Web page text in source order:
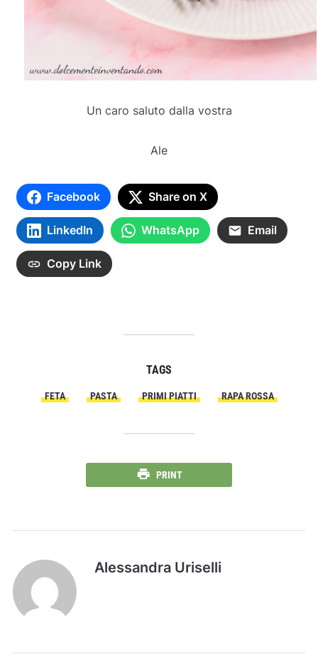
Un caro saluto dalla vostra
Ale
Facebook Share on X
LinkedIn WhatsApp Email
Copy Link
TAGS
FETA PASTA PRIMI PIATTI RAPA ROSSA
PRINT
Alessandra Uriselli